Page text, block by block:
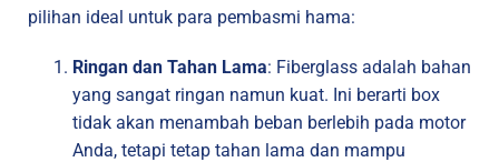
pilihan ideal untuk para pembasmi hama:
Ringan dan Tahan Lama: Fiberglass adalah bahan
yang sangat ringan namun kuat. Ini berarti box
tidak akan menambah beban berlebih pada motor
Anda, tetapi tetap tahan lama dan mampu